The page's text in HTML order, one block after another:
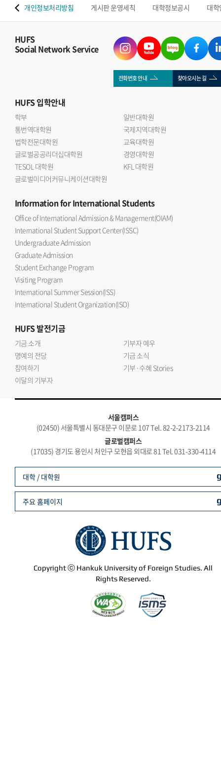
개인정보처리방침 게시판 운영세칙 대학정보공시 대
HUFS
Social Network Service
전화번호 안내 찾아오시는 길
HUFS입학안내
학부
일반대학원
통번역대학원
국제지역대학원
법학전문대학원
교육대학원
글로벌공공리더십대학원
경영대학원
TESOL 대학원
KFL 대학원
글로벌미디어커뮤니케이션대학원
Informationfor International Students
Office of International Admission & Management(OIAM)
International Student Support Center(ISSC)
Undergraduate Admission
Graduate Admission
Student Exchange Program
Visiting Program
International Summer Session(ISS)
International Student Organization(ISO)
HUFS발전기금
기금 소개
기부자 예우
명예의 전당
기금 소식
참여하기
기부·수혜 Stories
이달의 기부자
서울캠퍼스
(02450) 서울특별시 동대문구 이문로 107 Tel. 82-2-2173-2114
글로벌캠퍼스
(17035) 경기도 용인시 처인구 모현읍 외대로 81 Tel. 031-330-4114
Copyright ⓒ Hankuk University of Foreign Studies. All
Rights Reserved.
대학 / 대학원
주요 홈페이지